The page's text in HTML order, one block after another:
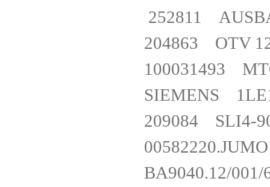
252811
204863
100031493
SIEMENS
209084
BA9040.12/